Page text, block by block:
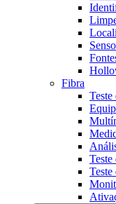
Fibra
Teste